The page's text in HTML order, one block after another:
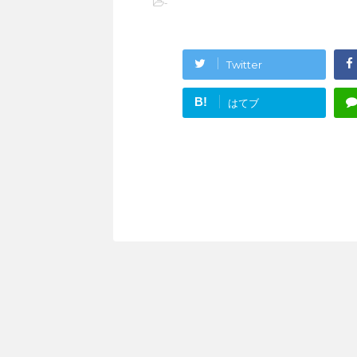
-
Twitter
B! はてブ